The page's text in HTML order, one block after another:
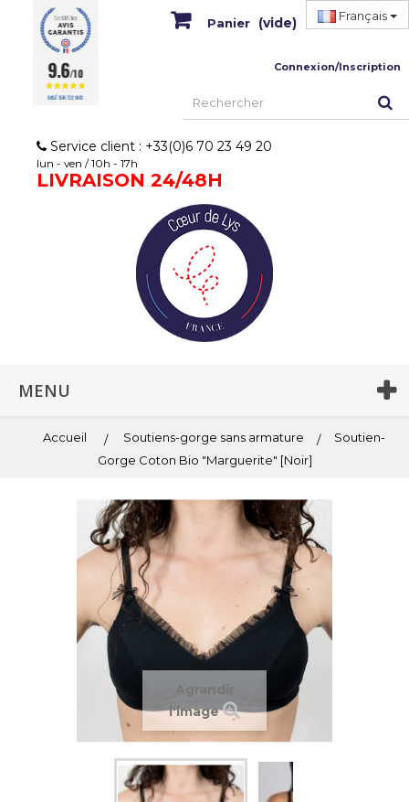
Français
Panier (vide)
Connexion/Inscription
Service client : +33(0)6 70 23 49 20
lun - ven / 10h - 17h
LIVRAISON 24/48H
MENU
Accueil Soutiens-gorge sans armature
Soutien-
Gorge Coton Bio "Marguerite" [Noir]
Agrandir
l'image
9.6/10
BASÉ SUR 732 AVIS